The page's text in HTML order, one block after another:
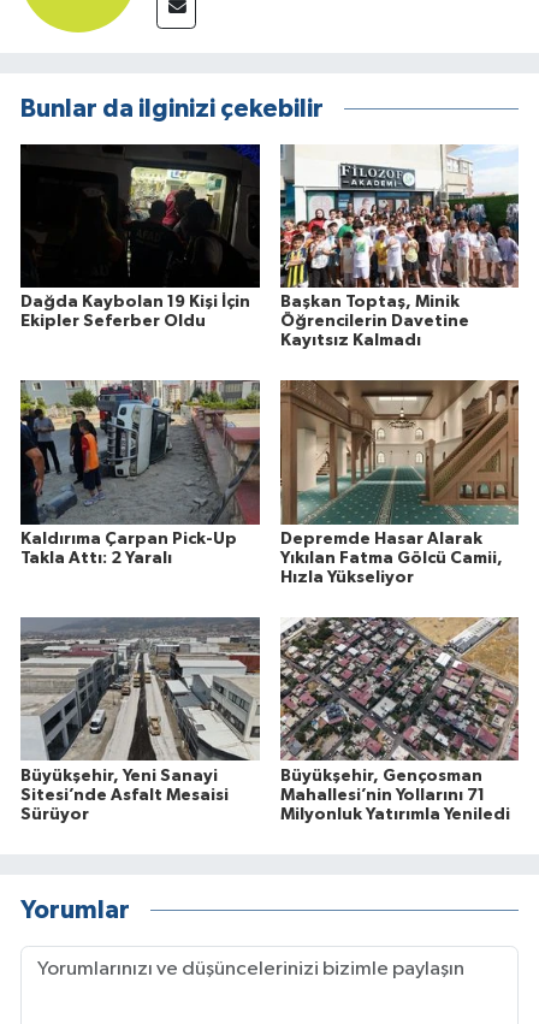
Bunlar da ilginizi çekebilir
Dağda Kaybolan 19 Kişi İçin
Ekipler Seferber Oldu
Başkan Toptaş, Minik
Öğrencilerin Davetine
Kayıtsız Kalmadı
Kaldırıma Çarpan Pick-Up
Takla Attı: 2 Yaralı
Depremde Hasar Alarak
Yıkılan Fatma Gölcü Camii,
Hızla Yükseliyor
Büyükşehir, Yeni Sanayi
Sitesi’nde Asfalt Mesaisi
Sürüyor
Büyükşehir, Gençosman
Mahallesi’nin Yollarını 71
Milyonluk Yatırımla Yeniledi
Yorumlar